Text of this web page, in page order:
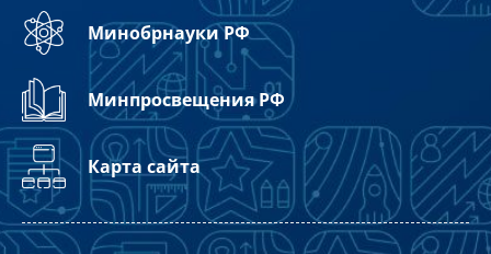
Минобрнауки РФ
Минпросвещения РФ
Карта сайта